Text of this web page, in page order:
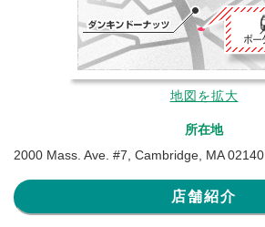
地図を拡大
所在地
2000 Mass. Ave. #7, Cambridge, MA 02140
店舗紹介